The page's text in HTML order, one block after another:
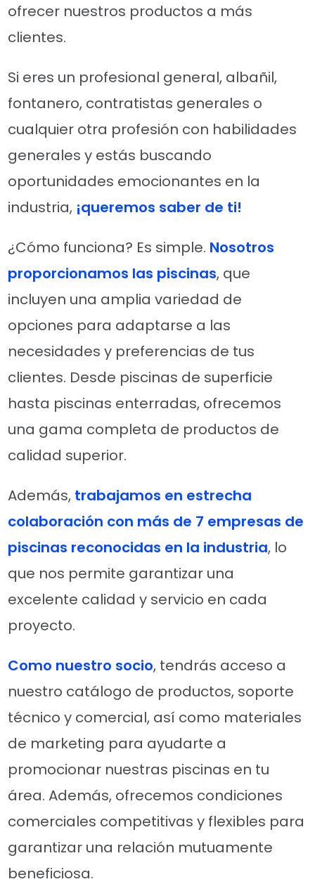
ofrecer nuestros productos a más
clientes.
Si eres un profesional general, albañil,
fontanero, contratistas generales o
cualquier otra profesión con habilidades
generales y estás buscando
oportunidades emocionantes en la
industria, ¡queremos saber de ti!
¿Cómo funciona? Es simple. Nosotros
proporcionamos las piscinas, que
incluyen una amplia variedad de
opciones para adaptarse a las
necesidades y preferencias de tus
clientes. Desde piscinas de superficie
hasta piscinas enterradas, ofrecemos
una gama completa de productos de
calidad superior.
Además, trabajamos en estrecha
colaboración con más de 7 empresas de
piscinas reconocidas en la industria, lo
que nos permite garantizar una
excelente calidad y servicio en cada
proyecto.
Como nuestro socio, tendrás acceso a
nuestro catálogo de productos, soporte
técnico y comercial, así como materiales
de marketing para ayudarte a
promocionar nuestras piscinas en tu
área. Además, ofrecemos condiciones
comerciales competitivas y flexibles para
garantizar una relación mutuamente
beneficiosa.